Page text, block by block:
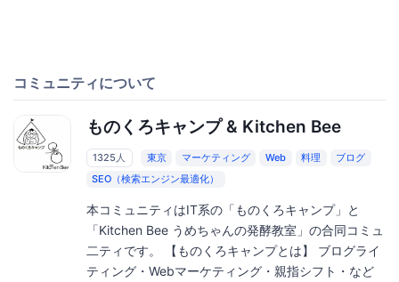
コミュニティについて
ものくろキャンプ & Kitchen Bee
1325人 東京 マーケティング Web 料理
ブログ
SEO（検索エンジン最適化）
本コミュニティはIT系の「ものくろキャンプ」と
「Kitchen Bee うめちゃんの発酵教室」の合同コミュ
二ティです。 【ものくろキャンプとは】 ブログライ
ティング・Webマーケティング・親指シフト・など